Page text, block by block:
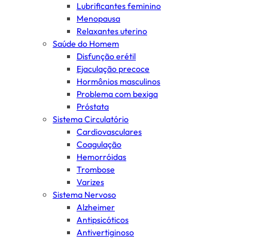
Lubrificantes feminino
Menopausa
Relaxantes uterino
Saúde do Homem
Disfunção erétil
Ejaculação precoce
Hormônios masculinos
Problema com bexiga
Próstata
Sistema Circulatório
Cardiovasculares
Coagulação
Hemorróidas
Trombose
Varizes
Sistema Nervoso
Alzheimer
Antipsicóticos
Antivertiginoso